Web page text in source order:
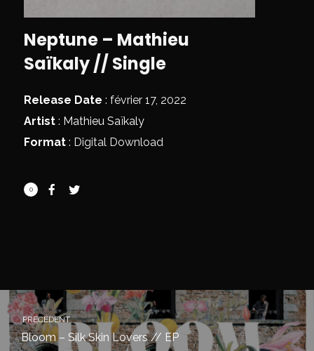
Neptune – Mathieu
Saïkaly // Single
Release Date : février 17, 2022
Artist : Mathieu Saïkaly
Format : Digital Download
0
PRÉCÉDENT
Bloom – Silk Skin Lovers // EP